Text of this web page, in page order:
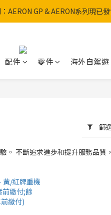
AERON GP & AERON系列現已
AERON GP & AERON系列現已
單滿HK$600免運費
配件 零件 海外自駕遊
篩
。 不斷追求進步和提升服務品